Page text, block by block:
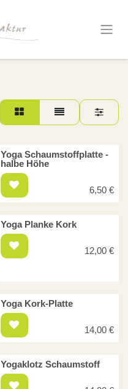
Yoga Schaumstoffplatte -
halbe Höhe
6,50€
Yoga Planke Kork
12,00€
Yoga Kork-Platte
14,00€
Yogaklotz Schaumstoff